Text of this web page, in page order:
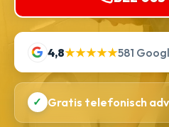
4,8★★★★★581
✓ Gratis telefonisch